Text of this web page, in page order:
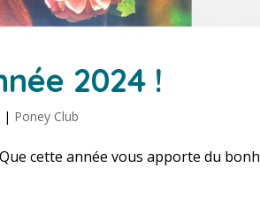
2024 !
| Poney Club
cette année vous apporte du